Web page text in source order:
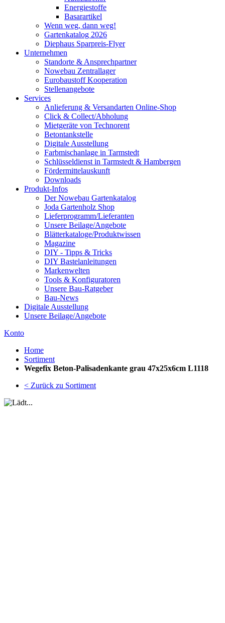
Energiestoffe
Basarartikel
Wenn weg, dann weg!
Gartenkatalog 2026
Diephaus Sparpreis-Flyer
Unternehmen
Standorte & Ansprechpartner
Nowebau Zentrallager
Eurobaustoff Kooperation
Stellenangebote
Services
Anlieferung & Versandarten Online-Shop
Click & Collect/Abholung
Mietgeräte von Technorent
Betontankstelle
Digitale Ausstellung
Farbmischanlage in Tarmstedt
Schlüsseldienst in Tarmstedt & Hambergen
Fördermittelauskunft
Downloads
Produkt-Infos
Der Nowebau Gartenkatalog
Joda Gartenholz Shop
Lieferprogramm/Lieferanten
Unsere Beilage/Angebote
Blätterkataloge/Produktwissen
Magazine
DIY - Tipps & Tricks
DIY Bastelanleitungen
Markenwelten
Tools & Konfiguratoren
Unsere Bau-Ratgeber
Bau-News
Digitale Ausstellung
Unsere Beilage/Angebote
Konto
Home
Sortiment
Wegefix Beton-Palisadenkante grau 47x25x6cm L1118
< Zurück zu Sortiment